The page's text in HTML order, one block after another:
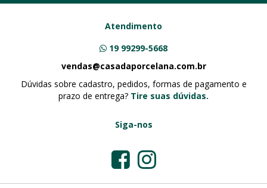
Atendimento
19 99299-5668
vendas@casadaporcelana.com.br
Dúvidas sobre cadastro, pedidos, formas de pagamento e
prazo de entrega? Tire suas dúvidas.
Siga-nos